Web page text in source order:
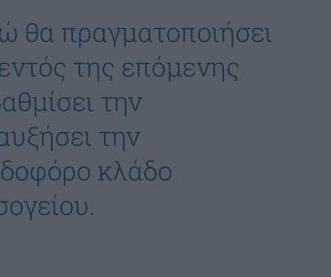
θα πραγματοποιήσει
της επόμενης
την
την
κλάδο